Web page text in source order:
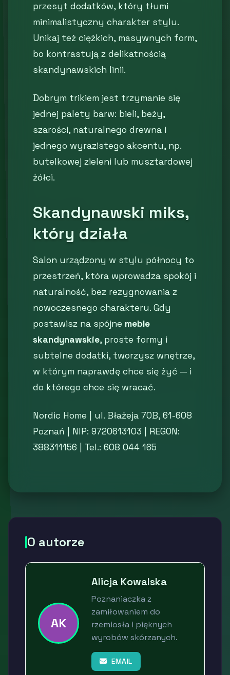
przesyt dodatków, który tłumi
minimalistyczny charakter stylu.
Unikaj też ciężkich, masywnych form,
bo kontrastują z delikatnością
skandynawskich linii.
Dobrym trikiem jest trzymanie się
jednej palety barw: bieli, beży,
szarości, naturalnego drewna i
jednego wyrazistego akcentu, np.
butelkowej zieleni lub musztardowej
żółci.
Skandynawski miks,
który działa
Salon urządzony w stylu północy to
przestrzeń, która wprowadza spokój i
naturalność, bez rezygnowania z
nowoczesnego charakteru. Gdy
postawisz na spójne meble
skandynawskie, proste formy i
subtelne dodatki, tworzysz wnętrze,
w którym naprawdę chce się żyć — i
do którego chce się wracać.
Nordic Home | ul. Błażeja 70B, 61-608
Poznań | NIP: 9720613103 | REGON:
388311156 | Tel.: 608 044 165
O autorze
AK
Alicja Kowalska
Poznaniaczka z
zamiłowaniem do
rzemiosła i pięknych
wyrobów skórzanych.
EMAIL